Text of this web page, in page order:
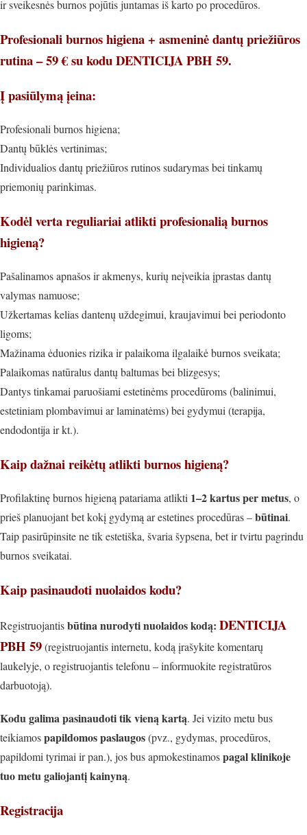
ir sveikesnės burnos pojūtis juntamas iš karto po procedūros.
Profesionali burnos higiena + asmeninė dantų priežiūros
rutina – 59 € su kodu DENTICIJA PBH 59.
Į pasiūlymą įeina:
Profesionali burnos higiena;
Dantų būklės vertinimas;
Individualios dantų priežiūros rutinos sudarymas bei tinkamų
priemonių parinkimas.
Kodėl verta reguliariai atlikti profesionalią burnos
higieną?
Pašalinamos apnašos ir akmenys, kurių neįveikia įprastas dantų
valymas namuose;
Užkertamas kelias dantenų uždegimui, kraujavimui bei periodonto
ligoms;
Mažinama ėduonies rizika ir palaikoma ilgalaikė burnos sveikata;
Palaikomas natūralus dantų baltumas bei blizgesys;
Dantys tinkamai paruošiami estetinėms procedūroms (balinimui,
estetiniam plombavimui ar laminatėms) bei gydymui (terapija,
endodontija ir kt.).
Kaip dažnai reikėtų atlikti burnos higieną?
Profilaktinę burnos higieną patariama atlikti 1–2 kartus per metus, o
prieš planuojant bet kokį gydymą ar estetines procedūras –būtinai.
Taip pasirūpinsite ne tik estetiška, švaria šypsena, bet ir tvirtu pagrindu
burnos sveikatai.
Kaip pasinaudoti nuolaidos kodu?
Registruojantisbūtina nurodyti nuolaidos kodą: DENTICIJA
PBH 59(registruojantis internetu, kodą įrašykite komentarų
laukelyje, o registruojantis telefonu – informuokite registratūros
darbuotoją).
Kodu galima pasinaudoti tik vieną kartą. Jei vizito metu bus
teikiamospapildomos paslaugos(pvz., gydymas, procedūros,
papildomi tyrimai ir pan.), jos bus apmokestinamospagal klinikoje
tuo metu galiojantį kainyną.
Registracija